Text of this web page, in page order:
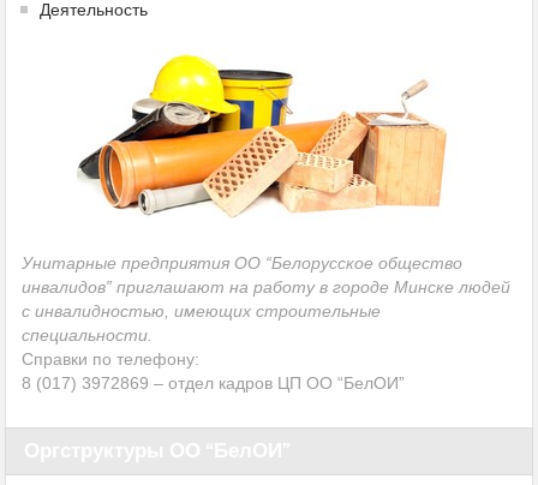
Деятельность
Унитарные предприятия ОО “Белорусское общество
инвалидов” приглашают на работу в городе Минске людей
с инвалидностью, имеющих строительные
специальности.
Справки по телефону:
8 (017) 3972869 – отдел кадров ЦП ОО “БелОИ”